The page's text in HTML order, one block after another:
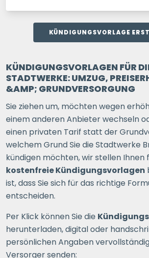
KÜNDIGUNGSVORLAGE
KÜNDIGUNGSVORLAGEN FÜR
STADTWERKE: UMZUG,
&AMP; GRUNDVERSORGUNG
Sie ziehen um, möchten wegen
einem anderen Anbieter wechseln
einen privaten Tarif statt der
welchem Grund Sie die Stadtwerke
kündigen möchten, wir stellen Ihnen
kostenfreie Kündigungsvorlagen
ist, dass Sie sich für das richtige
entscheiden.
Per Klick können Sie die
herunterladen, digital oder
persönlichen Angaben
Versorger senden: